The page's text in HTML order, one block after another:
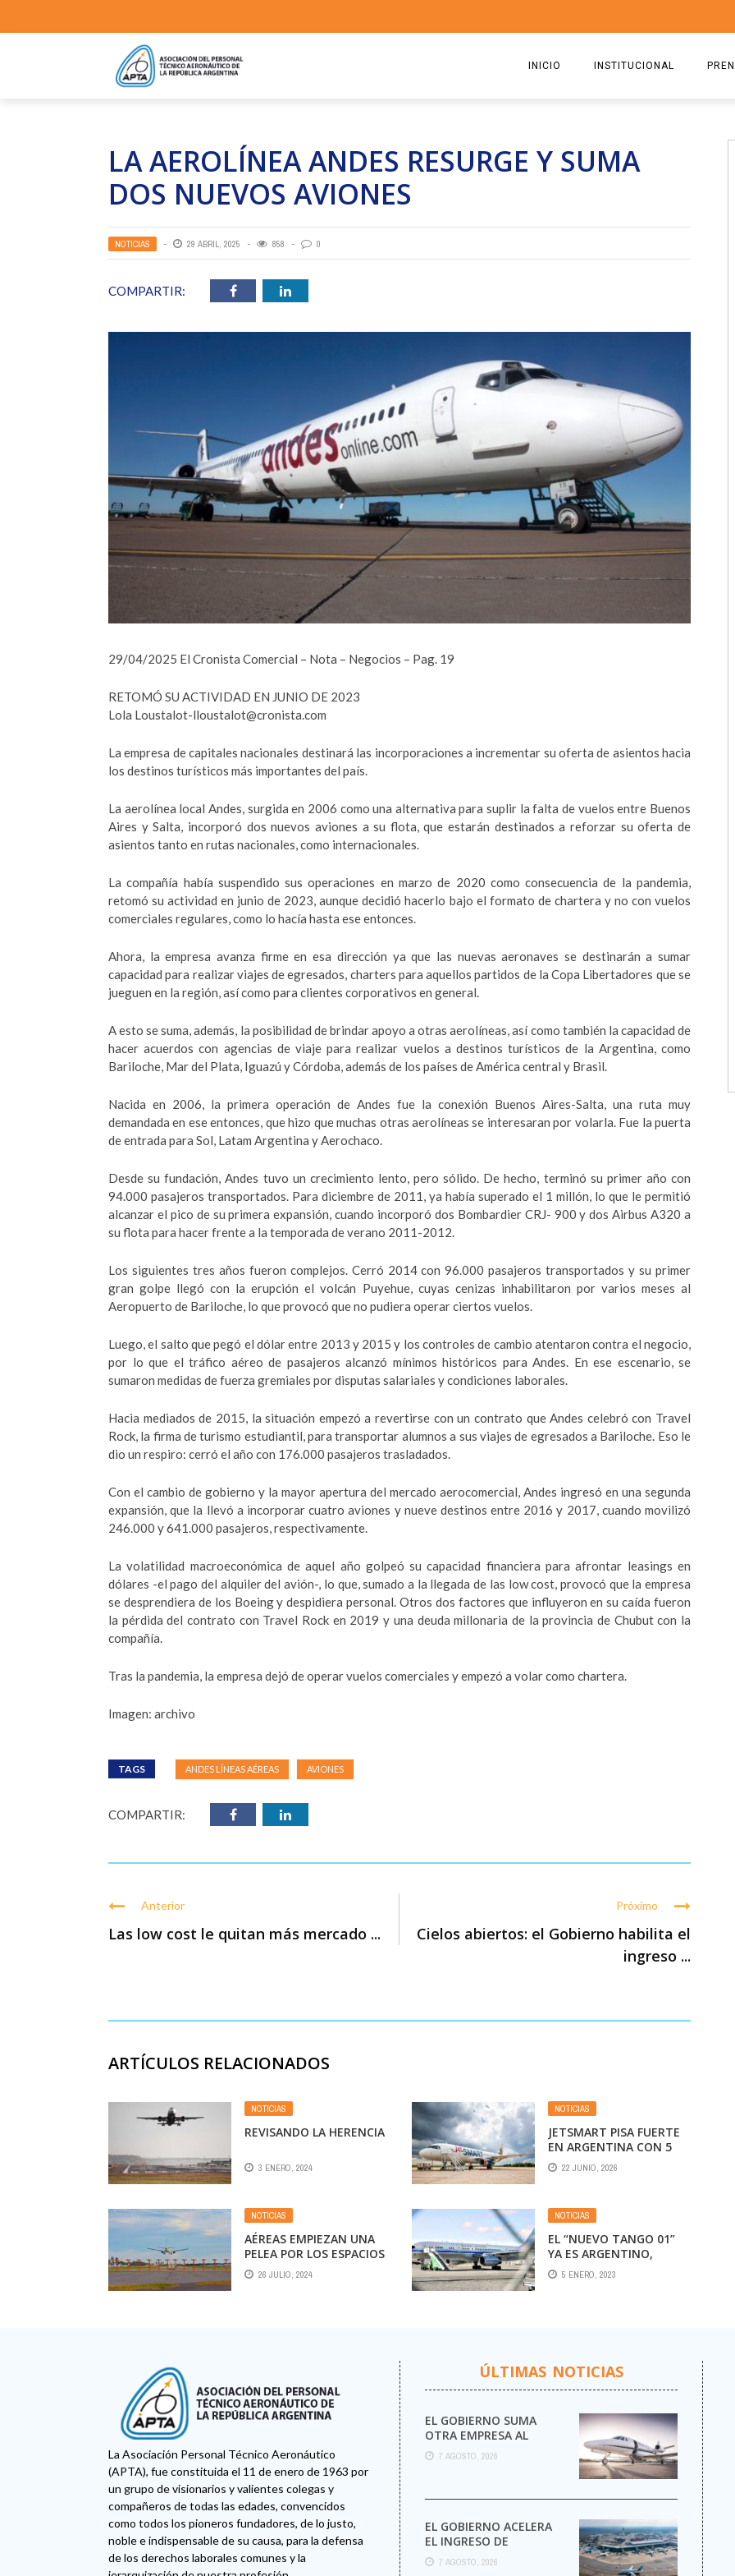
INICIO INSTITUCIONAL
ESTATUTO
RICARDO CIRIELLI
LA AEROLÍNEA ANDES RESURGE Y SUMA
DOS NUEVOS AVIONES
NOTICIAS 29 ABRIL, 2025 858 0
COMPARTIR:
29/04/2025 El Cronista Comercial – Nota – Negocios – Pag. 19
RETOMÓ SU ACTIVIDAD EN JUNIO DE 2023
Lola Loustalot-lloustalot@cronista.com
La empresa de capitales nacionales destinará las incorporaciones a incrementar su oferta de asientos hacia
los destinos turísticos más importantes del país.
La aerolínea local Andes, surgida en 2006 como una alternativa para suplir la falta de vuelos entre Buenos
Aires y Salta, incorporó dos nuevos aviones a su flota, que estarán destinados a reforzar su oferta de
asientos tanto en rutas nacionales, como internacionales.
La compañía había suspendido sus operaciones en marzo de 2020 como consecuencia de la pandemia,
retomó su actividad en junio de 2023, aunque decidió hacerlo bajo el formato de chartera y no con vuelos
comerciales regulares, como lo hacía hasta ese entonces.
Ahora, la empresa avanza firme en esa dirección ya que las nuevas aeronaves se destinarán a sumar
capacidad para realizar viajes de egresados, charters para aquellos partidos de la Copa Libertadores que se
jueguen en la región, así como para clientes corporativos en general.
A esto se suma, además, la posibilidad de brindar apoyo a otras aerolíneas, así como también la capacidad de
hacer acuerdos con agencias de viaje para realizar vuelos a destinos turísticos de la Argentina, como
Bariloche, Mar del Plata, Iguazú y Córdoba, además de los países de América central y Brasil.
Nacida en 2006, la primera operación de Andes fue la conexión Buenos Aires-Salta, una ruta muy
demandada en ese entonces, que hizo que muchas otras aerolíneas se interesaran por volarla. Fue la puerta
de entrada para Sol, Latam Argentina y Aerochaco.
Desde su fundación, Andes tuvo un crecimiento lento, pero sólido. De hecho, terminó su primer año con
94.000 pasajeros transportados. Para diciembre de 2011, ya había superado el 1 millón, lo que le permitió
alcanzar el pico de su primera expansión, cuando incorporó dos Bombardier CRJ- 900 y dos Airbus A320 a
su flota para hacer frente a la temporada de verano 2011-2012.
Los siguientes tres años fueron complejos. Cerró 2014 con 96.000 pasajeros transportados y su primer
gran golpe llegó con la erupción el volcán Puyehue, cuyas cenizas inhabilitaron por varios meses al
Aeropuerto de Bariloche, lo que provocó que no pudiera operar ciertos vuelos.
Luego, el salto que pegó el dólar entre 2013 y 2015 y los controles de cambio atentaron contra el negocio,
por lo que el tráfico aéreo de pasajeros alcanzó mínimos históricos para Andes. En ese escenario, se
sumaron medidas de fuerza gremiales por disputas salariales y condiciones laborales.
Hacia mediados de 2015, la situación empezó a revertirse con un contrato que Andes celebró con Travel
Rock, la firma de turismo estudiantil, para transportar alumnos a sus viajes de egresados a Bariloche. Eso le
dio un respiro: cerró el año con 176.000 pasajeros trasladados.
Con el cambio de gobierno y la mayor apertura del mercado aerocomercial, Andes ingresó en una segunda
expansión, que la llevó a incorporar cuatro aviones y nueve destinos entre 2016 y 2017, cuando movilizó
246.000 y 641.000 pasajeros, respectivamente.
La volatilidad macroeconómica de aquel año golpeó su capacidad financiera para afrontar leasings en
dólares -el pago del alquiler del avión-, lo que, sumado a la llegada de las low cost, provocó que la empresa
se desprendiera de los Boeing y despidiera personal. Otros dos factores que influyeron en su caída fueron
la pérdida del contrato con Travel Rock en 2019 y una deuda millonaria de la provincia de Chubut con la
compañía.
Tras la pandemia, la empresa dejó de operar vuelos comerciales y empezó a volar como chartera.
Imagen: archivo
TAGS ANDES LÍNEAS AÉREAS AVIONES
COMPARTIR:
Anterior
Las low cost le quitan más mercado ...
Próximo
Cielos abiertos: el Gobierno habilita el
ingreso ...
ARTÍCULOS RELACIONADOS
NOTICIAS
REVISANDO LA HERENCIA
3 ENERO, 2024
NOTICIAS
JETSMART PISA FUERTE
EN ARGENTINA CON 5
NUEVAS RUTAS Y 23
AVIONES
22 JUNIO, 2026
NOTICIAS
AÉREAS EMPIEZAN UNA
PELEA POR LOS ESPACIOS
QUE SE ABREN EN LOS
AEROPUERTOS
26 JULIO, 2024
NOTICIAS
EL “NUEVO TANGO 01”
YA ES ARGENTINO,
AUNQUE AÚN QUEDAN
POR RESOLVER ALGUNOS
5 ENERO, 2023
La Asociación Personal Técnico Aeronáutico
(APTA), fue constituida el 11 de enero de 1963 por
un grupo de visionarios y valientes colegas y
compañeros de todas las edades, convencidos
como todos los pioneros fundadores, de lo justo,
noble e indispensable de su causa, para la defensa
de los derechos laborales comunes y la
ÚLTIMAS NOTICIAS
EL GOBIERNO SUMA
OTRA EMPRESA AL
NEGOCIO DE LOS VUELOS
PRIVADOS
7 AGOSTO, 2026
EL GOBIERNO ACELERA
EL INGRESO DE
AEROLÍNEAS
EXTRANJERAS CON
7 AGOSTO, 2026